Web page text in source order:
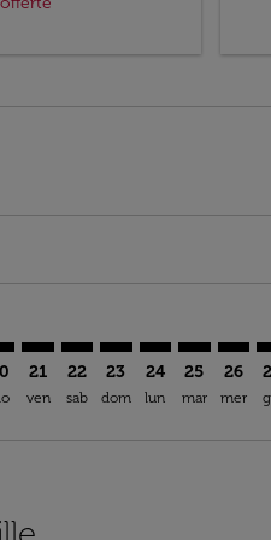
DXB–BNA: cmp-view-
21
ven
DXB–BNA: cmp-view-
22
sab
DXB–BNA: cmp-
23
dom
DXB–BNA:
24
lun
25
mar
26
mer